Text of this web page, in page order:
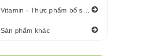
Sản phẩm khác